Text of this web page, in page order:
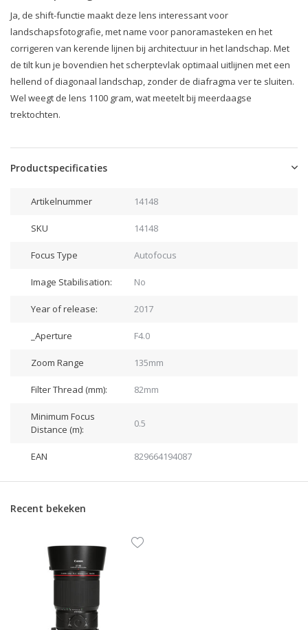
Ja, de shift-functie maakt deze lens interessant voor
landschapsfotografie, met name voor panoramasteken en het
corrigeren van kerende lijnen bij architectuur in het landschap. Met
de tilt kun je bovendien het scherptevlak optimaal uitlijnen met een
hellend of diagonaal landschap, zonder de diafragma ver te sluiten.
Wel weegt de lens 1100 gram, wat meetelt bij meerdaagse
trektochten.
Productspecificaties
Artikelnummer 14148
SKU 14148
Focus Type Autofocus
Image Stabilisation: No
Year of release: 2017
_Aperture F4.0
Zoom Range 135mm
Filter Thread (mm): 82mm
Minimum Focus
Distance (m):
0.5
EAN 829664194087
Recent bekeken